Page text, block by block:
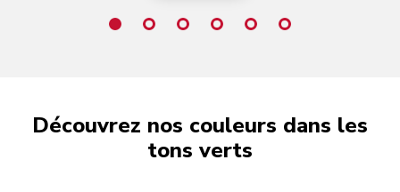
Découvrez nos couleurs dans les
tons verts